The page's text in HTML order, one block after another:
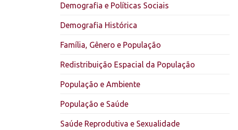
Demografia e Políticas Sociais
Demografia Histórica
Família, Gênero e População
Redistribuição Espacial da População
População e Ambiente
População e Saúde
Saúde Reprodutiva e Sexualidade